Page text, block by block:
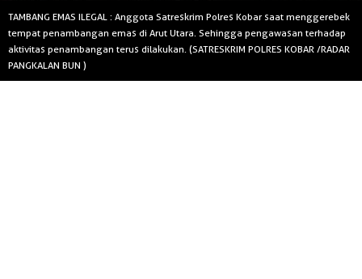
TAMBANG EMAS ILEGAL : Anggota Satreskrim Polres Kobar saat menggerebek
tempat penambangan emas di Arut Utara. Sehingga pengawasan terhadap
aktivitas penambangan terus dilakukan. (SATRESKRIM POLRES KOBAR /RADAR
PANGKALAN BUN )